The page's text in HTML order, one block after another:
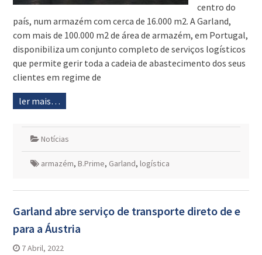
centro do
país, num armazém com cerca de 16.000 m2. A Garland,
com mais de 100.000 m2 de área de armazém, em Portugal,
disponibiliza um conjunto completo de serviços logísticos
que permite gerir toda a cadeia de abastecimento dos seus
clientes em regime de
ler mais…
Notícias
armazém, B.Prime, Garland, logística
Garland abre serviço de transporte direto de e
para a Áustria
7 Abril, 2022